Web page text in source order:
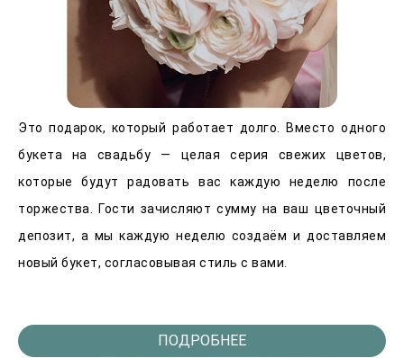
Это подарок, который работает долго. Вместо одного
букета на свадьбу — целая серия свежих цветов,
которые будут радовать вас каждую неделю после
торжества. Гости зачисляют сумму на ваш цветочный
депозит, а мы каждую неделю создаём и доставляем
новый букет, согласовывая стиль с вами.
ПОДРОБНЕЕ